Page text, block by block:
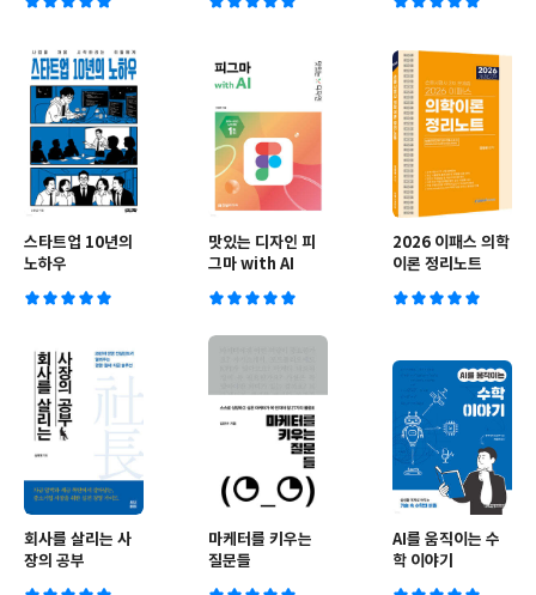
역 이론+최신기출
스타트업 10년의
노하우
맛있는 디자인 피
그마 with AI
2026 이패스 의학
이론 정리노트
회사를 살리는 사
장의 공부
마케터를 키우는
질문들
AI를 움직이는 수
학 이야기